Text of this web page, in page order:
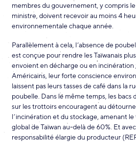
membres du gouvernement, y compris
ministre, doivent recevoir au moins 4
environnementale chaque année.
Parallèlement à cela, l’absence de
est conçue pour rendre les Taïwanais
envoient en décharge ou en
Américains, leur forte conscience
laissent pas leurs tasses de café dans la
poubelle. Dans le même temps, les bacs
sur les trottoirs encouragent au
l’incinération et du stockage, amenant
global de Taïwan au-delà de 60%. Et
responsabilité élargie du producteur